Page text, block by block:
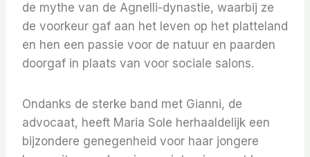
de mythe van de Agnelli-dynastie, waarbij ze
de voorkeur gaf aan het leven op het platteland
en hen een passie voor de natuur en paarden
doorgaf in plaats van voor sociale salons.
Ondanks de sterke band met Gianni, de
advocaat, heeft Maria Sole herhaaldelijk een
bijzondere genegenheid voor haar jongere